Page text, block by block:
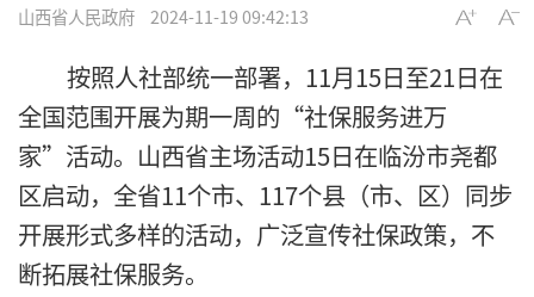
山西省人民政府 2024-11-19 09:42:13
按照人社部统一部署，11月15日至21日在
全国范围开展为期一周的“社保服务进万
家”活动。山西省主场活动15日在临汾市尧都
区启动，全省11个市、117个县（市、区）同步
开展形式多样的活动，广泛宣传社保政策，不
断拓展社保服务。